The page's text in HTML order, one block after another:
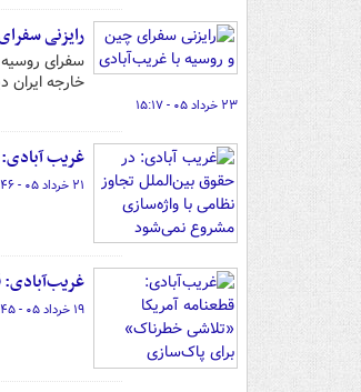
رایزنی
سفرای روسیه
خارجه ایران
۲۳ خرداد ۰۵ - ۱۵:۱۷
غریب
۲۱ خرداد ۰۵ - ۱۷:۴۶
غریب‌آبادی:
۱۹ خرداد ۰۵ - ۱۹:۴۵